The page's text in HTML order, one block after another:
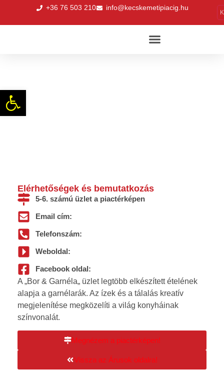
+36 76 503 210 info@kecskemetipiacig.hu
Elérhetőségek és bemutatkozás
5-6. számú üzlet a piactérképen
Email cím:
Telefonszám:
Weboldal:
Facebook oldal:
A „Bor & Garnéla„ üzlet legtöbb elkészített ételének
alapja a garnélarák. Az ízek és a tálalás kreatív
megjelenítése megközelíti a világ konyháinak
színvonalát.
Megnézem a piactérképen!
Vissza az Árusok oldalra!
Eszköztár megnyitása